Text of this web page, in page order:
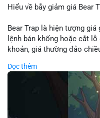
Hiểu về bẫy giảm giá Bear
Bear Trap là hiện tượng
lệnh bán khống hoặc cắt
khoản, giá thường đảo
hóa điểm vào lệnh.
🎥 Xem video trực tiếp tại:
Nguồn: Cú Thông Thái
Đọc thêm